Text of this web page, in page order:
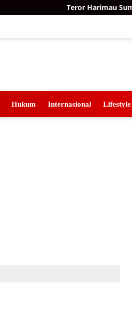
Teror Harimau
Hukum Internasional Lifestyle